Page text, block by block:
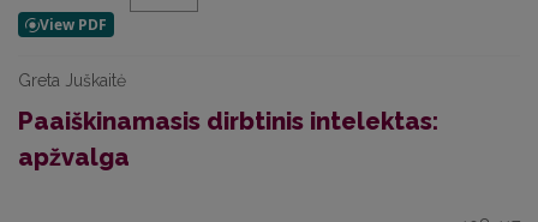
Greta Juškaitė
Paaiškinamasis dirbtinis intelektas:
apžvalga